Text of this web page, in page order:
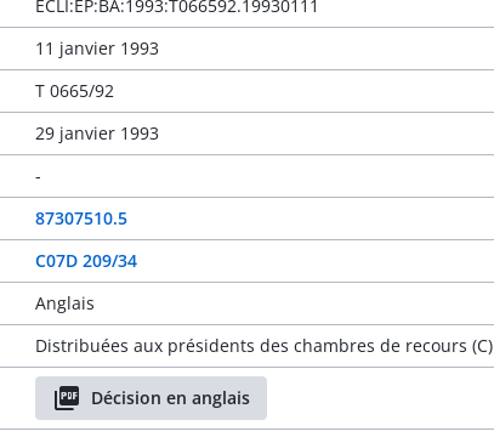
ECLI:EP:BA:1993:T066592.19930111
11 janvier 1993
T 0665/92
29 janvier 1993
-
87307510.5
C07D 209/34
Anglais
Distribuées aux présidents des chambres de recours (C)
Décision en anglais